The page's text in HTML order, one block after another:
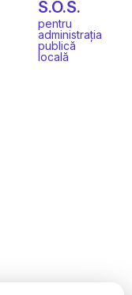
S.O.S.
pentru
administrația
publică
locală